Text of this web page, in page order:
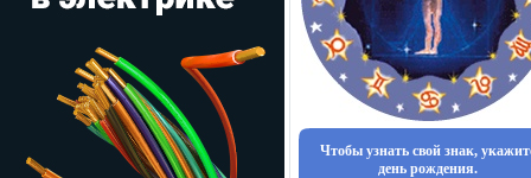
Чтобы узнать свой знак,
день рождения.